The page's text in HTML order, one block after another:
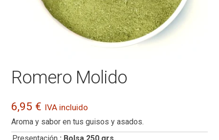
Romero Molido
6,95 € IVA incluido
Aroma y sabor en tus guisos y asados.